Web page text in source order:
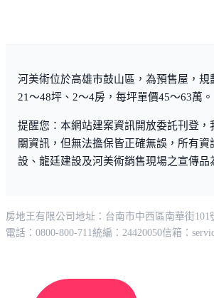
河美術位於高雄市鼓山區，為預售屋，規
21～48坪、2～4房，每坪單價45～63萬。
提醒您：本網站建案資訊開放委託刊登，
關資訊，但無法擔保皆正確無誤，所有資
設、龍廷建設及河美術銷售現場之宣傳品
房地王有限公司 地址：台南市中西區南華街101
電話：0800-800-711統編：24420050信箱：